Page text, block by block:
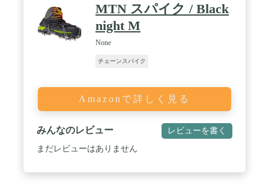
MTN スパイク / Black
night M
None
チェーンスパイク
Amazonで詳しく見る
みんなのレビュー レビューを書く
まだレビューはありません